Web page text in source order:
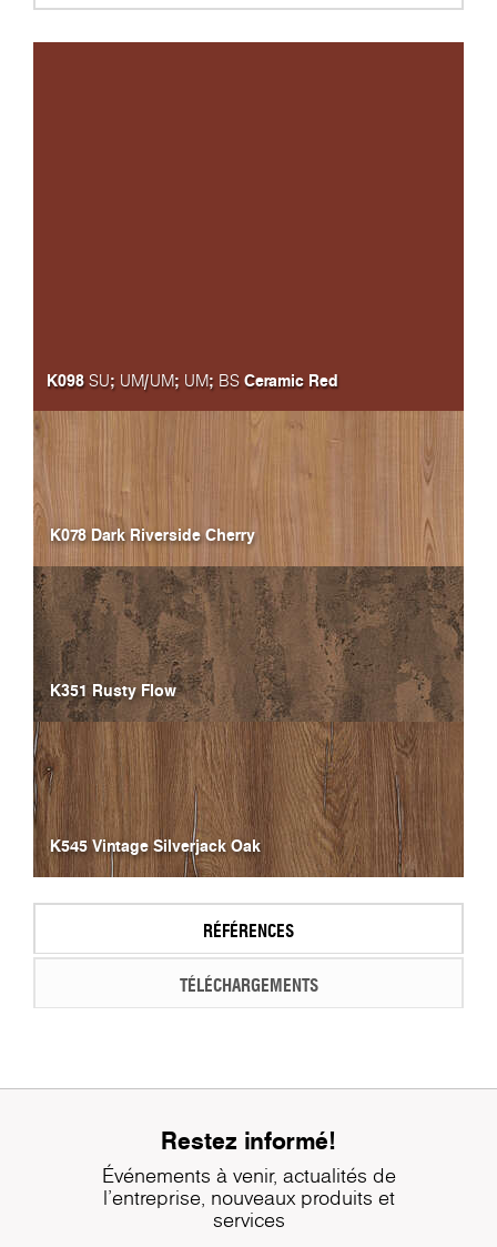
K098SU; UM/UM; UM; BS Ceramic Red
K078 Dark Riverside Cherry
K351 Rusty Flow
K545 Vintage Silverjack Oak
RÉFÉRENCES
TÉLÉCHARGEMENTS
Restez informé!
Événements à venir, actualités de
l'entreprise, nouveaux produits et
services